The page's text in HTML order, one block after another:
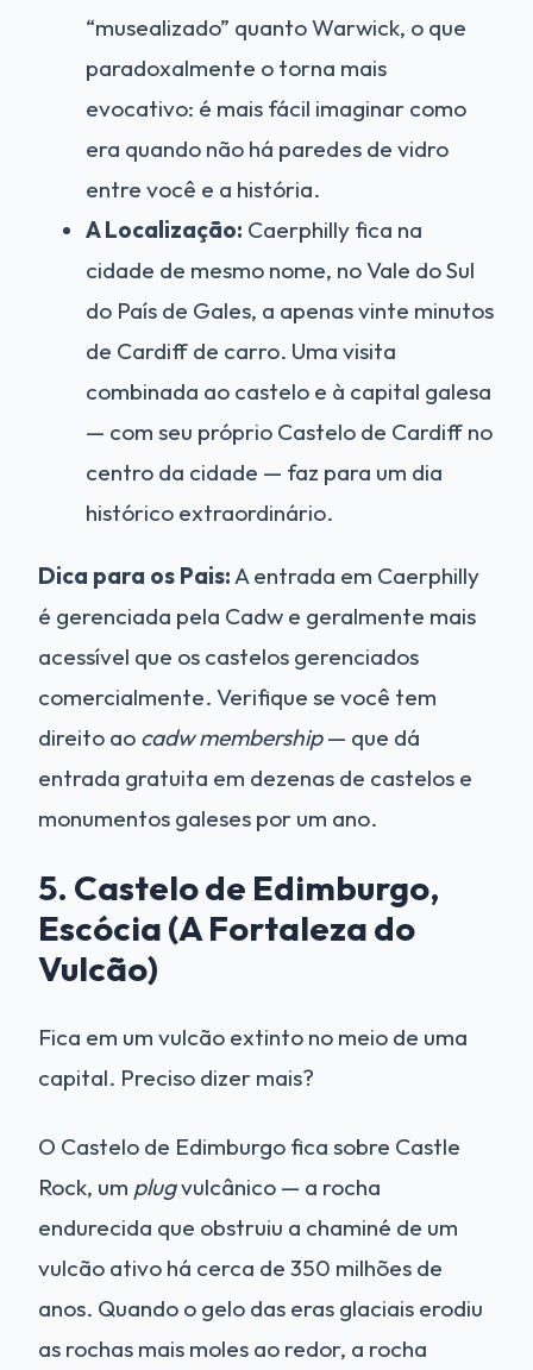
“musealizado” quanto Warwick, o que
paradoxalmente o torna mais
evocativo: é mais fácil imaginar como
era quando não há paredes de vidro
entre você e a história.
A Localização: Caerphilly fica na
cidade de mesmo nome, no Vale do Sul
do País de Gales, a apenas vinte minutos
de Cardiff de carro. Uma visita
combinada ao castelo e à capital galesa
— com seu próprio Castelo de Cardiff no
centro da cidade — faz para um dia
histórico extraordinário.
Dica para os Pais:A entrada em Caerphilly
é gerenciada pela Cadw e geralmente mais
acessível que os castelos gerenciados
comercialmente. Verifique se você tem
direito ao cadw membership— que dá
entrada gratuita em dezenas de castelos e
monumentos galeses por um ano.
5. Castelo de Edimburgo,
Escócia (A Fortaleza do
Vulcão)
Fica em um vulcão extinto no meio de uma
capital. Preciso dizer mais?
O Castelo de Edimburgo fica sobre Castle
Rock, um plugvulcânico — a rocha
endurecida que obstruiu a chaminé de um
vulcão ativo há cerca de 350 milhões de
anos. Quando o gelo das eras glaciais erodiu
as rochas mais moles ao redor, a rocha